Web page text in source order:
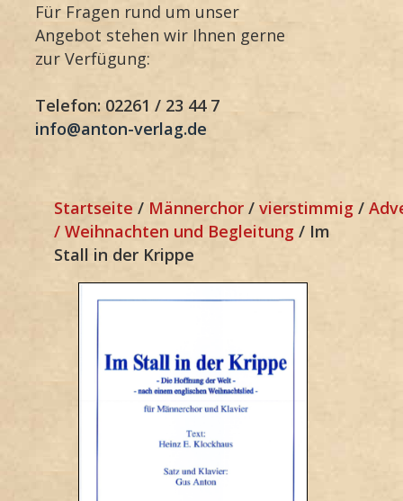
Für Fragen rund um unser
Angebot stehen wir Ihnen gerne
zur Verfügung:
Telefon: 02261 / 23 44 7
info@anton-verlag.de
Startseite / Männerchor / vierstimmig /
/ Weihnachten und Begleitung / Im
Stall in der Krippe